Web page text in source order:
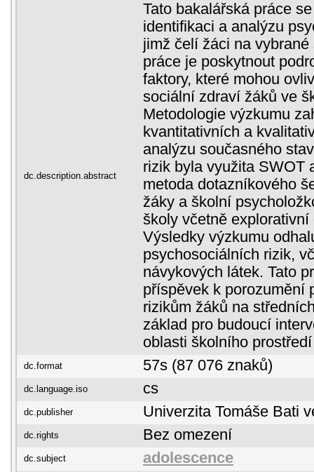
dc.description.abstract
Tato bakalářská práce
identifikaci a analýzu
jimž čelí žáci na
práce je poskytnout
faktory, které mohou
sociální zdraví žáků ve
Metodologie výzkumu
kvantitativních a
analýzu současného
rizik byla využita SWOT
metoda dotazníkového
žáky a školní
školy včetně explorativní
Výsledky výzkumu
psychosociálních rizik,
návykových látek. Tato
příspěvek k porozumění
rizikům žáků na
základ pro budoucí
oblasti školního
dc.format 57s (87 076 znaků)
dc.language.iso cs
dc.publisher Univerzita Tomáše Bati
dc.rights Bez omezení
dc.subject adolescence